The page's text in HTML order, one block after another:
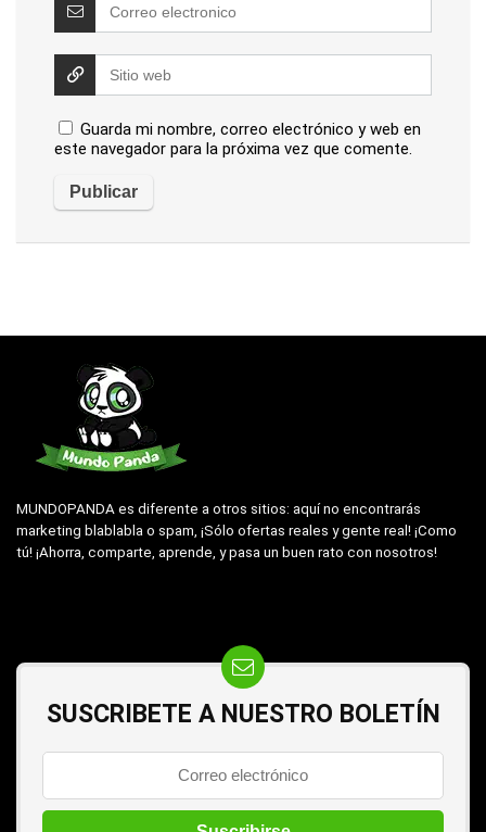
Guarda mi nombre, correo electrónico y web en
este navegador para la próxima vez que comente.
MUNDOPANDA es diferente a otros sitios: aquí no encontrarás
marketing blablabla o spam, ¡Sólo ofertas reales y gente real! ¡Como
tú! ¡Ahorra, comparte, aprende, y pasa un buen rato con nosotros!
SUSCRIBETE A NUESTRO BOLETÍN